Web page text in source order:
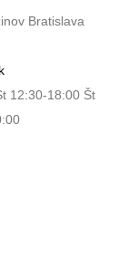
Bratislava
12:30-18:00 Št